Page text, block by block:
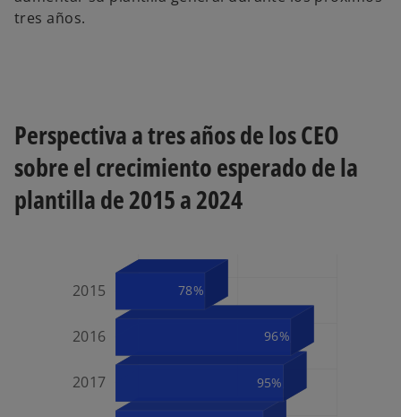
tres años.
Perspectiva a tres años de los CEO
sobre el crecimiento esperado de la
plantilla de 2015 a 2024
78%
96%
95%
2015
2016
2017